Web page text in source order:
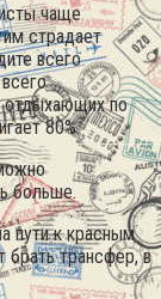
чаще
страдает
всего
отдыхающих по
80%.
больше.
пути к красным
трансфер, в